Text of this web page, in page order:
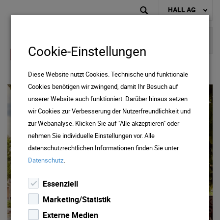
HALL AG
Tiefgarage
Cookie-Einstellungen
Diese Website nutzt Cookies. Technische und funktionale
Cookies benötigen wir zwingend, damit Ihr Besuch auf
unserer Website auch funktioniert. Darüber hinaus setzen
wir Cookies zur Verbesserung der Nutzerfreundlichkeit und
zur Webanalyse. Klicken Sie auf "Alle akzeptieren" oder
nehmen Sie individuelle Einstellungen vor. Alle
datenschutzrechtlichen Informationen finden Sie unter
Datenschutz.
Essenziell
Marketing/Statistik
Externe Medien